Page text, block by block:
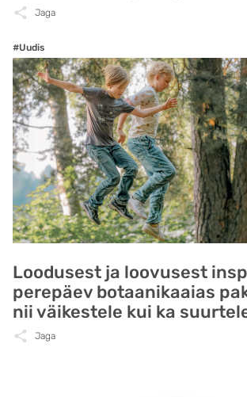
Jaga
#Uudis
Loodusest ja loovusest
perepäev botaanikaaias
nii väikestele kui ka
Jaga